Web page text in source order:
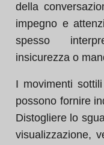
della
impegno e
spesso
insicurezza o
I movimenti
possono fornire
Distogliere lo
visualizzazione,